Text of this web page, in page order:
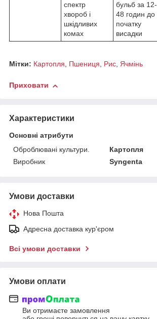
спектр
хвороб і
шкідливих
комах
бульб за 12-
48 годин до
початку
висадки
Мітки: Картопля, Пшениця, Рис, Ячмінь
Приховати
Характеристики
Основні атрибути
Оброблювані культури.
Картопля
Виробник
Syngenta
Умови доставки
Нова Пошта
Адресна доставка кур'єром
Всі умови доставки
Умови оплати
Ви отримаєте замовлення